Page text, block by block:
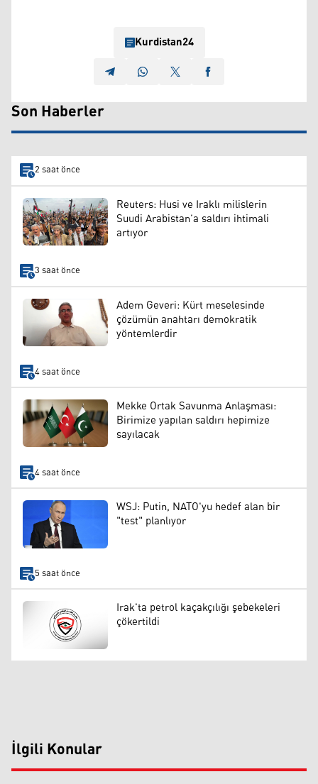
Kurdistan24
Son Haberler
2 saat önce
Reuters: Husi ve Iraklı milislerin
Suudi Arabistan’a saldırı ihtimali
artıyor
3 saat önce
Adem Geveri: Kürt meselesinde
çözümün anahtarı demokratik
yöntemlerdir
4 saat önce
Mekke Ortak Savunma Anlaşması:
Birimize yapılan saldırı hepimize
sayılacak
4 saat önce
WSJ: Putin, NATO'yu hedef alan bir
"test" planlıyor
5 saat önce
Irak'ta petrol kaçakçılığı şebekeleri
çökertildi
İlgili Konular